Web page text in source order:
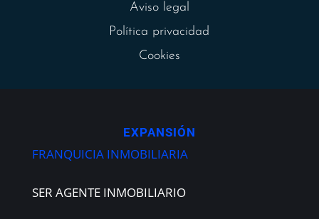
Aviso legal
Política privacidad
Cookies
EXPANSIÓN
FRANQUICIA INMOBILIARIA
SER AGENTE INMOBILIARIO